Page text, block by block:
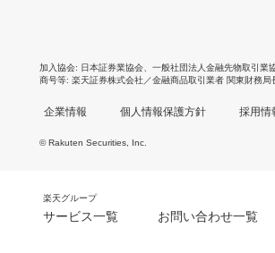
加入協会 日本証券業協会 一般社団法人金融先物取引業
商号等 楽天証券株式会社／金融商品取引業者 関東財務
企業情報 個人情報保護方針 採用情
© Rakuten Securities, Inc.
楽天グループ
サービス一覧 お問い合わせ一覧